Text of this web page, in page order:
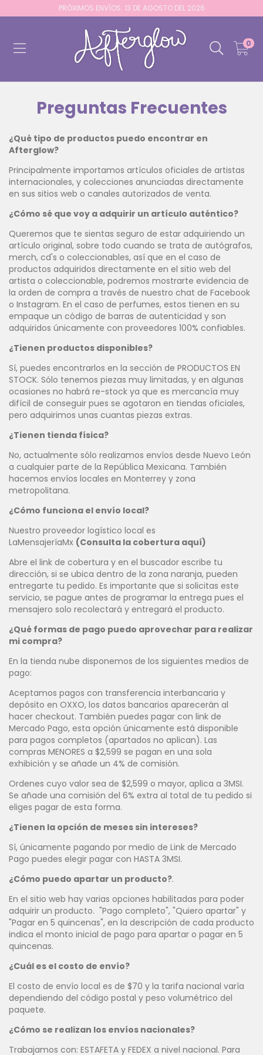
PRÓXIMOS ENVÍOS: 13 DE AGOSTO DEL 2026
0
Preguntas Frecuentes
¿Qué tipo de productos puedo encontrar en
Afterglow?
Principalmente importamos artículos oficiales de artistas
internacionales, y colecciones anunciadas directamente
en sus sitios web o canales autorizados de venta.
¿Cómo sé que voy a adquirir un artículo auténtico?
Queremos que te sientas seguro de estar adquiriendo un
artículo original, sobre todo cuando se trata de autógrafos,
merch, cd's o coleccionables, así que en el caso de
productos adquiridos directamente en el sitio web del
artista o coleccionable, podremos mostrarte evidencia de
la orden de compra a través de nuestro chat de Facebook
o Instagram. En el caso de perfumes, estos tienen en su
empaque un código de barras de autenticidad y son
adquiridos únicamente con proveedores 100% confiables.
¿Tienen productos disponibles?
Sí, puedes encontrarlos en la sección de PRODUCTOS EN
STOCK. Sólo tenemos piezas muy limitadas, y en algunas
ocasiones no habrá re-stock ya que es mercancía muy
difícil de conseguir pues se agotaron en tiendas oficiales,
pero adquirimos unas cuantas piezas extras.
¿Tienen tienda física?
No, actualmente sólo realizamos envíos desde Nuevo León
a cualquier parte de la República Mexicana. También
hacemos envíos locales en Monterrey y zona
metropolitana.
¿Cómo funciona el envío local?
Nuestro proveedor logístico local es
LaMensajeríaMx (Consulta la cobertura aquí)
Abre el link de cobertura y en el buscador escribe tu
dirección, si se ubica dentro de la zona naranja, pueden
entregarte tu pedido. Es importante que si solicitas este
servicio, se pague antes de programar la entrega pues el
mensajero solo recolectará y entregará el producto.
¿Qué formas de pago puedo aprovechar para realizar
mi compra?
En la tienda nube disponemos de los siguientes medios de
pago:
Aceptamos pagos con transferencia interbancaria y
depósito en OXXO, los datos bancarios aparecerán al
hacer checkout. También puedes pagar con link de
Mercado Pago, esta opción únicamente está disponible
para pagos completos (apartados no aplican). Las
compras MENORES a $2,599 se pagan en una sola
exhibición y se añade un 4% de comisión.
Ordenes cuyo valor sea de $2,599 o mayor, aplica a 3MSI.
Se añade una comisión del 6% extra al total de tu pedido si
eliges pagar de esta forma.
¿Tienen la opción de meses sin intereses?
Sí, únicamente pagando por medio de Link de Mercado
Pago puedes elegir pagar con HASTA 3MSI.
¿Cómo puedo apartar un producto?.
En el sitio web hay varias opciones habilitadas para poder
adquirir un producto. "Pago completo", "Quiero apartar" y
"Pagar en 5 quincenas", en la descripción de cada producto
indica el monto inicial de pago para apartar o pagar en 5
quincenas.
¿Cuál es el costo de envío?
El costo de envío local es de $70 y la tarifa nacional varía
dependiendo del código postal y peso volumétrico del
paquete.
¿Cómo se realizan los envíos nacionales?
Trabajamos con: ESTAFETA y FEDEX a nivel nacional. Para